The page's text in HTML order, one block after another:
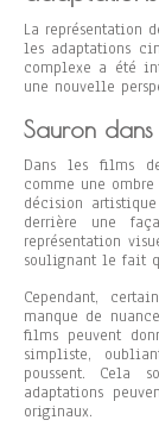
La représentation
les adaptations
complexe a été
une nouvelle
Sauron dans
Dans les films
comme une
décision
derrière une
représentation
soulignant le fait
Cependant,
manque de
films peuvent
simpliste,
poussent. Cela
adaptations
originaux.